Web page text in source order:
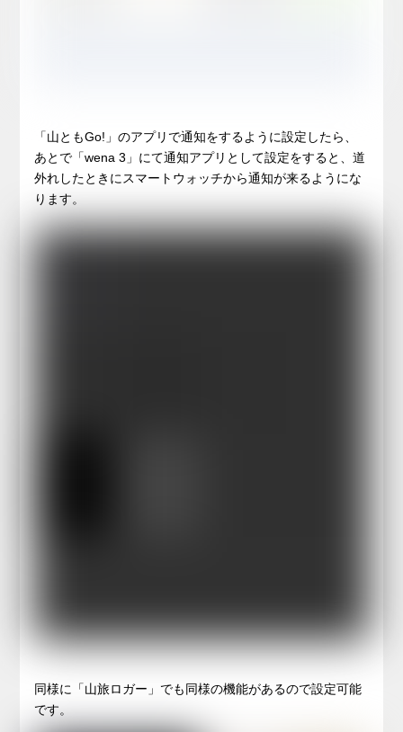
「山ともGo!」のアプリで通知をするように設定したら、
あとで「wena 3」にて通知アプリとして設定をすると、道
外れしたときにスマートウォッチから通知が来るようにな
ります。
同様に「山旅ロガー」でも同様の機能があるので設定可能
です。